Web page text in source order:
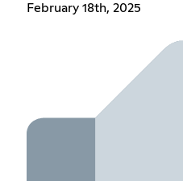
February 18th, 2025